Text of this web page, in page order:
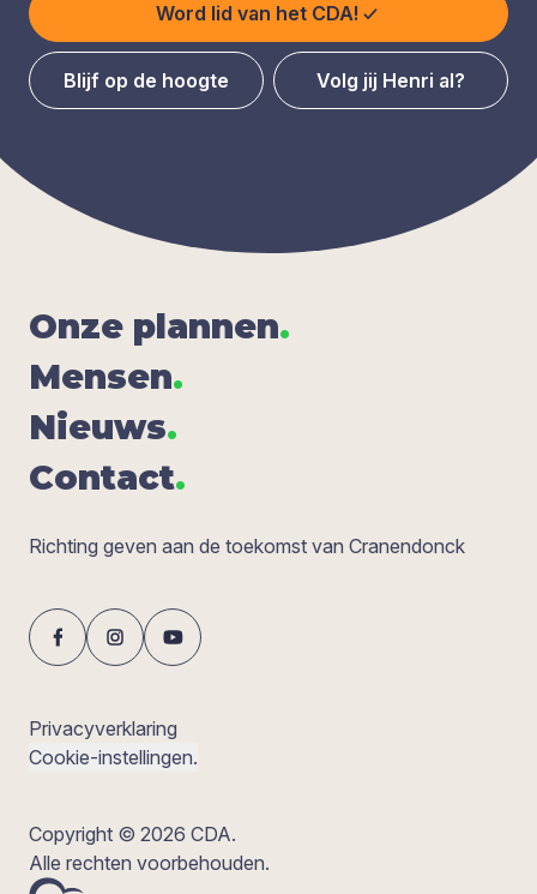
Word lid van het CDA!
Blijf op de hoogte Volg jij Henri al?
Onze plan­nen.
Men­sen.
Nieuws.
Con­tact.
Richting geven aan de toekomst van Cranendonck
Privacyverklaring
Cookie-instellingen.
Copyright © 2026 CDA.
Alle rechten voorbehouden.